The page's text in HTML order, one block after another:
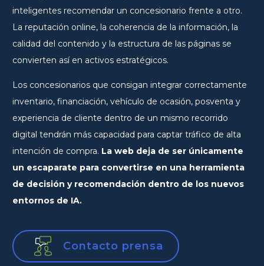
inteligentes recomendar un concesionario frente a otro.
La reputación online, la coherencia de la información, la
calidad del contenido y la estructura de las páginas se
convierten así en activos estratégicos.
Los concesionarios que consigan integrar correctamente
inventario, financiación, vehículo de ocasión, posventa y
experiencia de cliente dentro de un mismo recorrido
digital tendrán más capacidad para captar tráfico de alta
intención de compra. La web deja de ser únicamente
un escaparate para convertirse en una herramienta
de decisión y recomendación dentro de los nuevos
entornos de IA.
Contacto prensa